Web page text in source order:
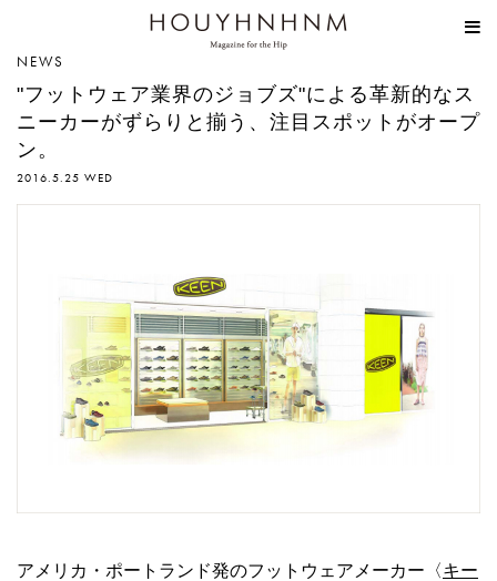
HOUYHNHNM
NEWS
"フットウェア業界のジョブズ"による革新的なス
ニーカーがずらりと揃う、注目スポットがオープ
ン。
2016.5.25 WED
アメリカ・ポートランド発のフットウェアメーカー〈キー